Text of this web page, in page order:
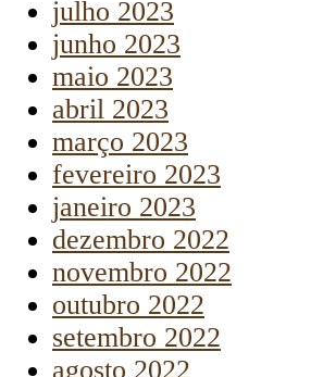
julho 2023
junho 2023
maio 2023
abril 2023
março 2023
fevereiro 2023
janeiro 2023
dezembro 2022
novembro 2022
outubro 2022
setembro 2022
agosto 2022